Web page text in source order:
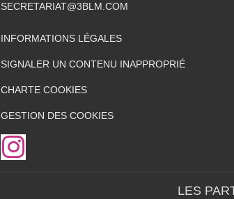
SECRETARIAT@3BLM.COM
INFORMATIONS LÉGALES
SIGNALER UN CONTENU INAPPROPRIÉ
CHARTE COOKIES
GESTION DES COOKIES
LES